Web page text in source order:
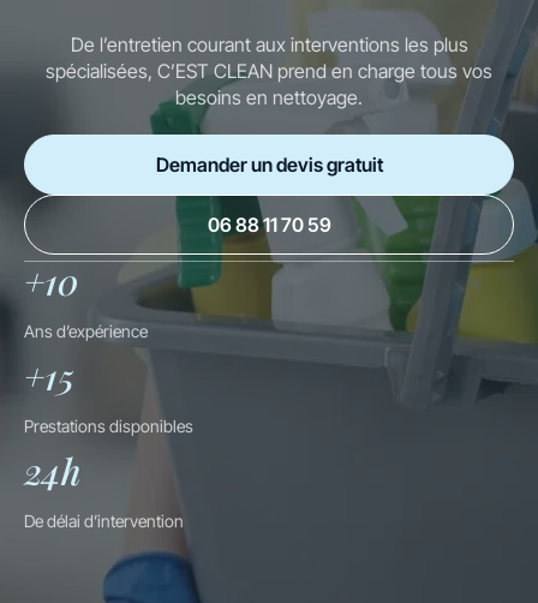
De l’entretien courant aux interventions les plus
spécialisées, C’EST CLEAN prend en charge tous vos
besoins en nettoyage.
Demander un devis gratuit
06 88 11 70 59
+10
Ans d’expérience
+15
Prestations disponibles
24h
De délai d’intervention